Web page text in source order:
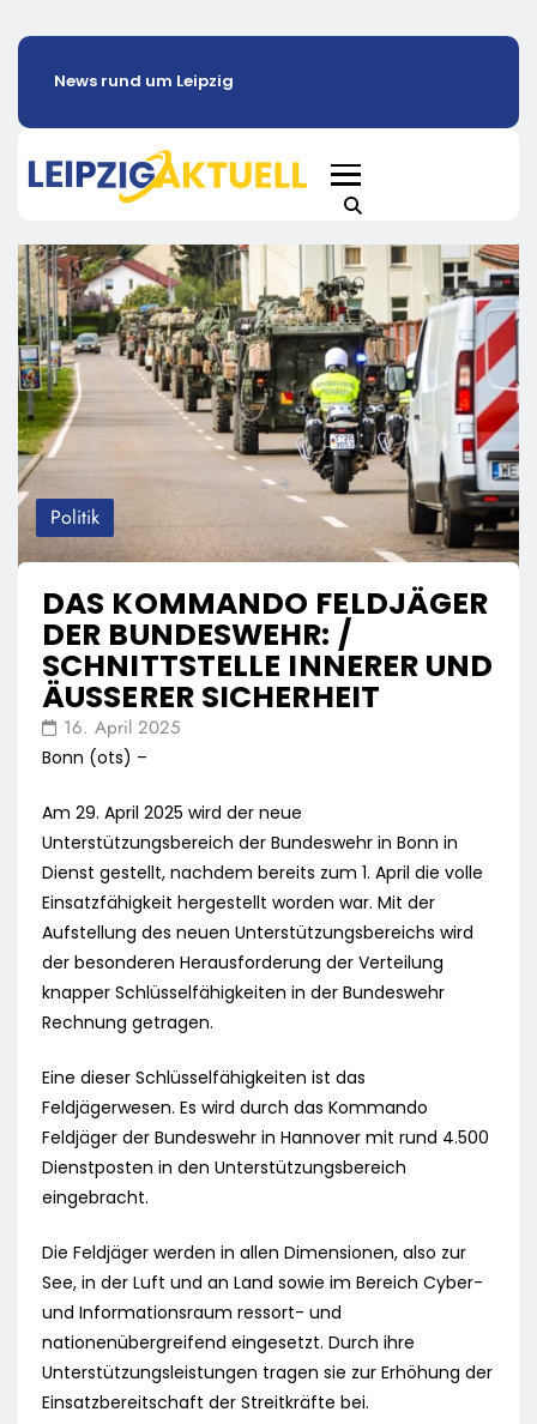
News rund um Leipzig
Politik
DAS KOMMANDO FELDJÄGER
DER BUNDESWEHR: /
SCHNITTSTELLE INNERER UND
ÄUSSERER SICHERHEIT
16. April 2025
Bonn (ots) –
Am 29. April 2025 wird der neue
Unterstützungsbereich der Bundeswehr in Bonn in
Dienst gestellt, nachdem bereits zum 1. April die volle
Einsatzfähigkeit hergestellt worden war. Mit der
Aufstellung des neuen Unterstützungsbereichs wird
der besonderen Herausforderung der Verteilung
knapper Schlüsselfähigkeiten in der Bundeswehr
Rechnung getragen.
Eine dieser Schlüsselfähigkeiten ist das
Feldjägerwesen. Es wird durch das Kommando
Feldjäger der Bundeswehr in Hannover mit rund 4.500
Dienstposten in den Unterstützungsbereich
eingebracht.
Die Feldjäger werden in allen Dimensionen, also zur
See, in der Luft und an Land sowie im Bereich Cyber-
und Informationsraum ressort- und
nationenübergreifend eingesetzt. Durch ihre
Unterstützungsleistungen tragen sie zur Erhöhung der
Einsatzbereitschaft der Streitkräfte bei.